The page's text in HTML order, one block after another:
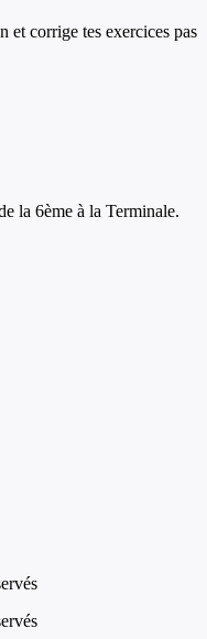
corrige tes exercices pas
la 6ème à la Terminale.